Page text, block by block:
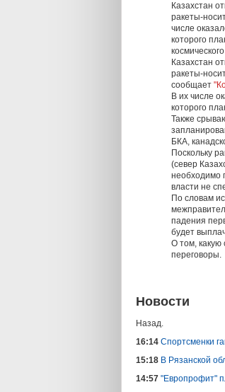
Казахстан
ракеты-
числе
которого
Казахстан
ракеты-
сообщает
В их числе
которого
Также
БКА,
Поскольку
(север
необходимо
власти не
По словам
падения
будет
О том, какую
переговоры.
Новости
Назад.
16:14 Спортсменки
15:18 В Рязанской
14:57 "Европрофит"